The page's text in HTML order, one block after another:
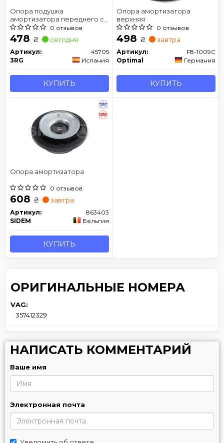
Опора подушка
амортизатора переднего с
подшипником Seat Cordoba
93-99, Ibiza II, Toledo I / VW
Golf II, III, Jetta II
0 отзывов
478 ₴ сегодня
Артикул:
45705
3RG
Испания
КУПИТЬ
Опора амортизатора
верхняя
0 отзывов
498 ₴ завтра
Артикул:
F8-1009C
Optimal
Германия
КУПИТЬ
Опора амортизатора
0 отзывов
608 ₴ завтра
Артикул:
863403
SIDEM
Бельгия
КУПИТЬ
ОРИГИНАЛЬНЫЕ НОМЕРА
VAG:
357412329
НАПИСАТЬ КОММЕНТАРИЙ
Ваше имя
Электронная почта